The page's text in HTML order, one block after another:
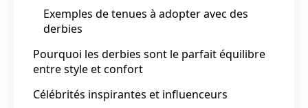
Exemples de tenues à adopter avec des
derbies
Pourquoi les derbies sont le parfait équilibre
entre style et confort
Célébrités inspirantes et influenceurs